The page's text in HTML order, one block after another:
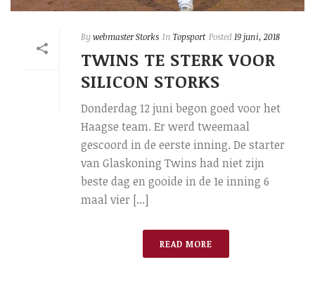
Bywebmaster Storks In Topsport Posted 19 juni, 2018
TWINS TE STERK VOOR
SILICON STORKS
Donderdag 12 juni begon goed voor het
Haagse team. Er werd tweemaal
gescoord in de eerste inning. De starter
van Glaskoning Twins had niet zijn
beste dag en gooide in de 1e inning 6
maal vier [...]
READ MORE